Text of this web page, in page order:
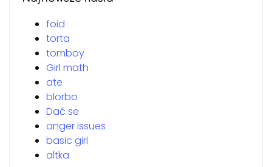
foid
torta
tomboy
Girl math
ate
blorbo
Dać se
anger issues
basic girl
altka